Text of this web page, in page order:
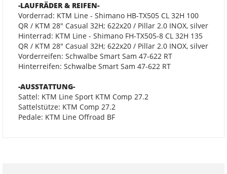
-LAUFRÄDER & REIFEN-
Vorderrad: KTM Line - Shimano HB-TX505 CL 32H 100
QR / KTM 28" Casual 32H; 622x20 / Pillar 2.0 INOX, silver
Hinterrad: KTM Line - Shimano FH-TX505-8 CL 32H 135
QR / KTM 28" Casual 32H; 622x20 / Pillar 2.0 INOX, silver
Vorderreifen: Schwalbe Smart Sam 47-622 RT
Hinterreifen: Schwalbe Smart Sam 47-622 RT
-AUSSTATTUNG-
Sattel: KTM Line Sport KTM Comp 27.2
Sattelstütze: KTM Comp 27.2
Pedale: KTM Line Offroad BF